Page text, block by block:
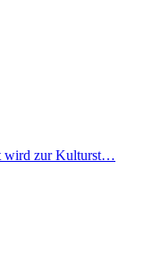
wird zur Kulturst…